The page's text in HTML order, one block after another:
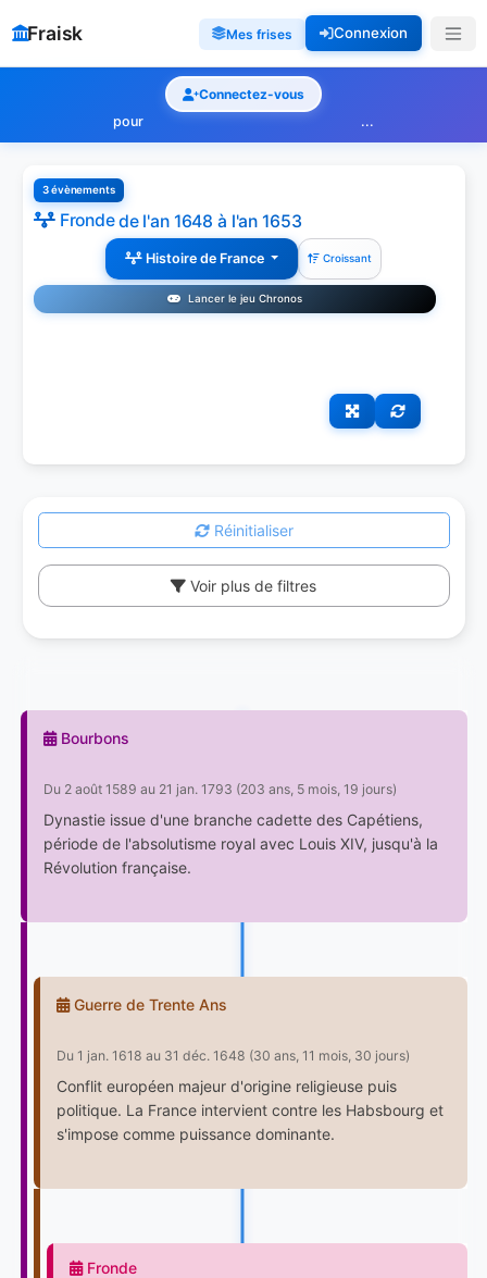
Fraisk Mes frises Connexion
Connectez-vous
pour
...
3 évènements
Frondede l'an 1648 à l'an 1653
Histoire de France Croissant
Lancer le jeu Chronos
Réinitialiser
Voir plus de filtres
Bourbons
Du 2 août 1589 au 21 jan. 1793 (203 ans, 5 mois, 19 jours)
Dynastie issue d'une branche cadette des Capétiens,
période de l'absolutisme royal avec Louis XIV, jusqu'à la
Révolution française.
Guerre de Trente Ans
Du 1 jan. 1618 au 31 déc. 1648 (30 ans, 11 mois, 30 jours)
Conflit européen majeur d'origine religieuse puis
politique. La France intervient contre les Habsbourg et
s'impose comme puissance dominante.
Fronde